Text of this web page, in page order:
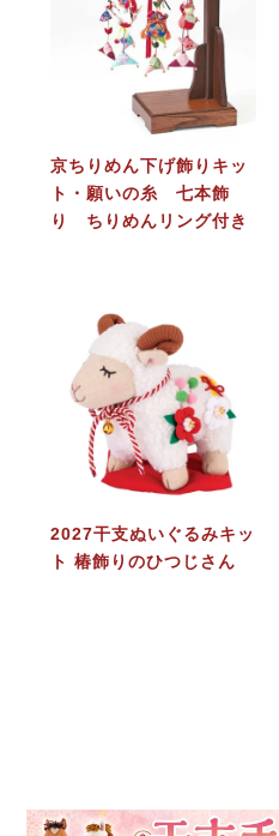
京ちりめん下げ飾りキッ
ト・願いの糸 七本飾
り ちりめんリング付き
2027干支ぬいぐるみキッ
ト 椿飾りのひつじさん